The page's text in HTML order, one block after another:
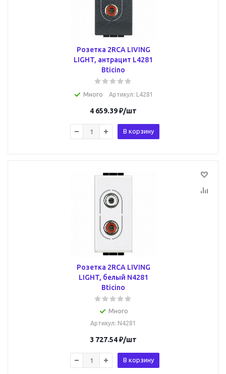
Розетка 2RCA LIVING
LIGHT, антрацит L4281
Bticino
Много Артикул: L4281
4 659.39₽/шт
В корзину
Розетка 2RCA LIVING
LIGHT, белый N4281
Bticino
Много
Артикул: N4281
3 727.54₽/шт
В корзину